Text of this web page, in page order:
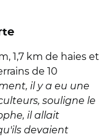
1,7 km de haies et
de 10
il y a eu une
souligne le
il allait
devaient